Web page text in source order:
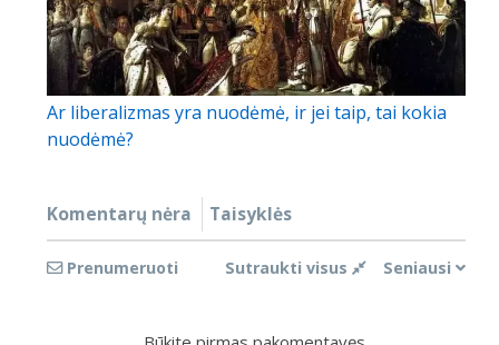
Ar liberalizmas yra nuodėmė, ir jei taip, tai kokia
nuodėmė?
Komentarų nėra Taisyklės
Prenumeruoti Seniausi
Sutraukti visus